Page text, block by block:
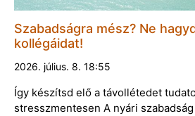
Szabadságra mész? Ne
kollégáidat!
2026. július. 8. 18:55
Így készítsd elő a távollétedet
stresszmentesen A nyári